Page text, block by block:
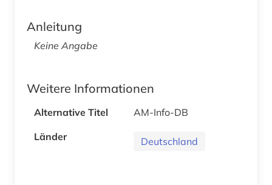
Anleitung
Keine Angabe
Weitere Informationen
Alternative Titel
AM-Info-DB
Länder
Deutschland